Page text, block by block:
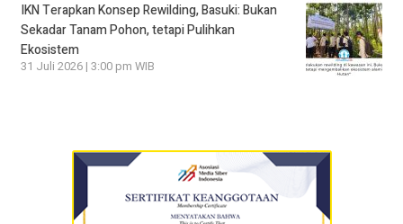
IKN Terapkan Konsep Rewilding, Basuki: Bukan
Sekadar Tanam Pohon, tetapi Pulihkan
Ekosistem
31 Juli 2026 | 3:00 pm WIB